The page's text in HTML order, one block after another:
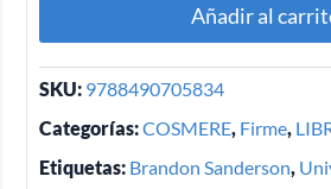
Añadir al
SKU: 9788490705834
Categorías:COSMERE, Firme,
Etiquetas: Brandon Sanderson,